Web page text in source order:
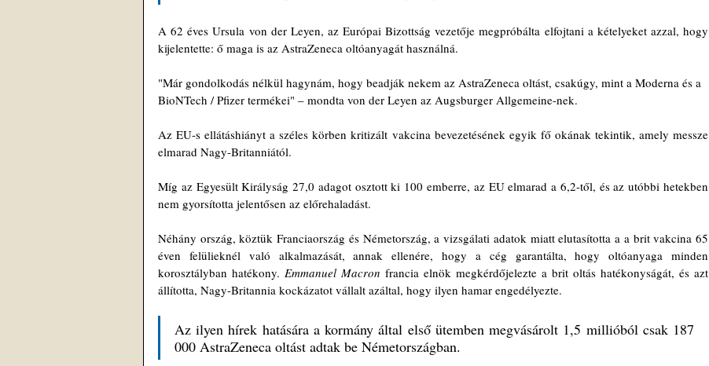
A 62 éves Ursula von der Leyen, az Európai Bizottság vezetője megpróbálta elfojtani a kételyeket azzal, hogy
kijelentette: ő maga is az AstraZeneca oltóanyagát használná.
"Már gondolkodás nélkül hagynám, hogy beadják nekem az AstraZeneca oltást, csakúgy, mint a Moderna és a
BioNTech / Pfizer termékei" – mondta von der Leyen az Augsburger Allgemeine-nek.
Az EU-s ellátáshiányt a széles körben kritizált vakcina bevezetésének egyik fő okának tekintik, amely messze
elmarad Nagy-Britanniától.
Míg az Egyesült Királyság 27,0 adagot osztott ki 100 emberre, az EU elmarad a 6,2-től, és az utóbbi hetekben
nem gyorsította jelentősen az előrehaladást.
Néhány ország, köztük Franciaország és Németország, a vizsgálati adatok miatt elutasította a a brit vakcina 65
éven felülieknél való alkalmazását, annak ellenére, hogy a cég garantálta, hogy oltóanyaga minden
korosztályban hatékony. Emmanuel Macron francia elnök megkérdőjelezte a brit oltás hatékonyságát, és azt
állította, Nagy-Britannia kockázatot vállalt azáltal, hogy ilyen hamar engedélyezte.
Az ilyen hírek hatására a kormány által első ütemben megvásárolt 1,5 millióból csak 187
000 AstraZeneca oltást adtak be Németországban.